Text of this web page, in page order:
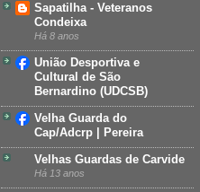
Sapatilha - Veteranos
Condeixa
Há 8 anos
União Desportiva e
Cultural de São
Bernardino (UDCSB)
Velha Guarda do
Cap/Adcrp | Pereira
Velhas Guardas de Carvide
Há 13 anos